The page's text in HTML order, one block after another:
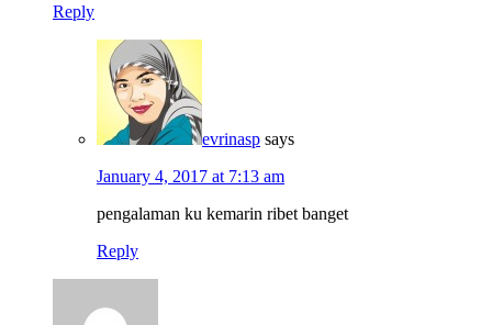
Reply
evrinasp says
January 4, 2017 at 7:13 am
pengalaman ku kemarin ribet banget
Reply